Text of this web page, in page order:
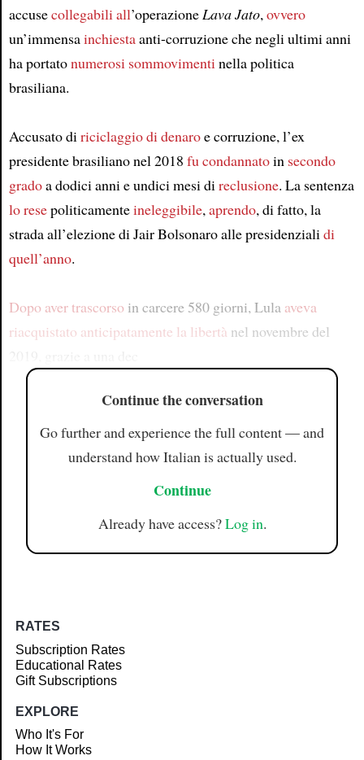
accusecollegabili all’operazioneLava Jato,ovvero
un’immensainchiestaanti-corruzione che negli ultimi anni
ha portatonumerosi sommovimentinella politica
brasiliana.
Accusato diriciclaggio di denaroe corruzione, l’ex
presidente brasiliano nel 2018 fu condannatoin secondo
gradoa dodici anni e undici mesi direclusione. La sentenza
lo resepoliticamenteineleggibile,aprendo, di fatto, la
strada all’elezione di Jair Bolsonaro alle presidenzialidi
quell’anno.
Dopo aver trascorso in carcere 580 giorni, Lula aveva
riacquistato anticipatamente la libertà nel novembre del
Continue the conversation
Go further and experience the full content — and
understand how Italian is actually used.
Continue
Already have access?Log in.
RATES
Subscription Rates
Educational Rates
Gift Subscriptions
EXPLORE
Who It's For
How It Works